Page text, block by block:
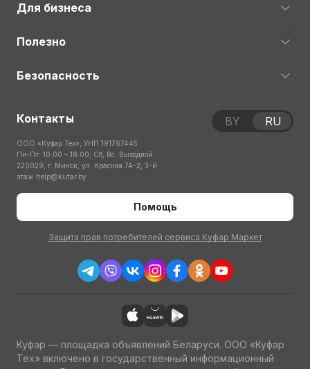
Для бизнеса
Полезно
Безопасность
Контакты
ООО «Куфар Тех», УНП 191767445
Пн-Пт: 10:00 – 18:00; Сб, Вс: Выходной
220029, г. Минск, ул. Красная 7А-2, 3-й
этаж help@kufar.by
Помощь
Защита прав потребителей сервиса Куфар Маркет
BY RU
Куфар — площадка объявлений Беларуси. ООО «Куфар
Тех» включено в государственный информационный